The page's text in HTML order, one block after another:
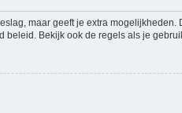
maar geeft je extra
Bekijk ook de regels als je